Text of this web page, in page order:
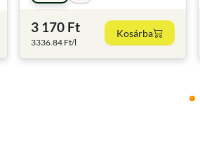
3 170 Ft
3336.84 Ft/l
Kosárba